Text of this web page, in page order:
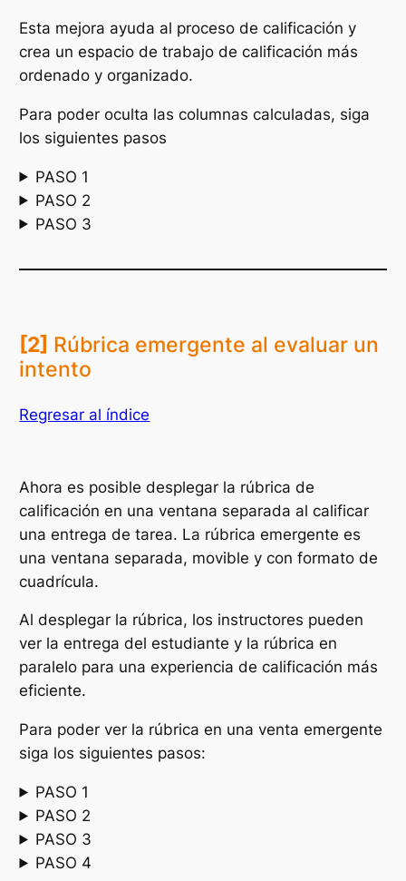
Esta mejora ayuda al proceso de calificación y
crea un espacio de trabajo de calificación más
ordenado y organizado.
Para poder oculta las columnas calculadas, siga
los siguientes pasos
PASO 1
PASO 2
PASO 3
[2] Rúbrica emergente al evaluar un
intento
Regresar al índice
Ahora es posible desplegar la rúbrica de
calificación en una ventana separada al calificar
una entrega de tarea. La rúbrica emergente es
una ventana separada, movible y con formato de
cuadrícula.
Al desplegar la rúbrica, los instructores pueden
ver la entrega del estudiante y la rúbrica en
paralelo para una experiencia de calificación más
eficiente.
Para poder ver la rúbrica en una venta emergente
siga los siguientes pasos:
PASO 1
PASO 2
PASO 3
PASO 4